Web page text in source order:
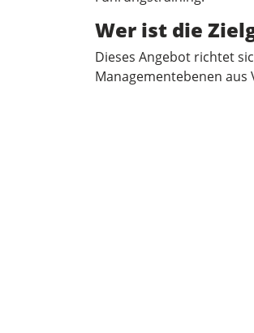
Wer ist die
Dieses Angebot richtet
Managementebenen aus